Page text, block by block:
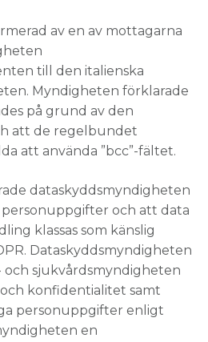
av en av mottagarna
till den italienska
Myndigheten förklarade
på grund av den
att de regelbundet
att använda ”bcc”-fältet.
dataskyddsmyndigheten
och att data
klassas som känslig
Dataskyddsmyndigheten
sjukvårdsmyndigheten
konfidentialitet samt
personuppgifter enligt
en